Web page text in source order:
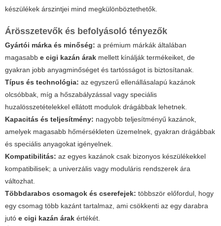
készülékek árszintjei mind megkülönböztethetők.
Árösszetevők és befolyásoló tényezők
Gyártói márka és minőség: a prémium márkák általában
magasabb e cigi kazán árak mellett kínálják termékeiket, de
gyakran jobb anyagminőséget és tartósságot is biztosítanak.
Típus és technológia: az egyszerű ellenállásalapú kazánok
olcsóbbak, míg a hőszabályzással vagy speciális
huzalösszetételekkel ellátott modulok drágábbak lehetnek.
Kapacitás és teljesítmény: nagyobb teljesítményű kazánok,
amelyek magasabb hőmérsékleten üzemelnek, gyakran drágábbak
és speciális anyagokat igényelnek.
Kompatibilitás: az egyes kazánok csak bizonyos készülékekkel
kompatibilisek; a univerzális vagy moduláris rendszerek ára
változhat.
Többdarabos csomagok és cserefejek: többször előfordul, hogy
egy csomag több kazánt tartalmaz, ami csökkenti az egy darabra
jutó e cigi kazán árak értékét.